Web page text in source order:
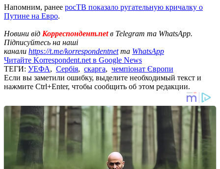
Напомним, ранее росТВ показало ругательную кричалку о
Путине на Евро.
Новини від Корреспондент.netв Telegram та WhatsApp.
Підписуйтесь на наші
канали https://t.me/korrespondentnetта WhatsApp
Читайте Korrespondent.net в Google News
ТЕГИ: УЕФА, Сербія, скарга, чемпіонат Європи
Если вы заметили ошибку, выделите необходимый текст и
нажмите Ctrl+Enter, чтобы сообщить об этом редакции.